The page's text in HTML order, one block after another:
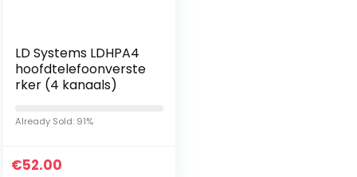
LD Systems LDHPA4
hoofdtelefoonverste
rker (4 kanaals)
Already Sold: 91%
€52.00